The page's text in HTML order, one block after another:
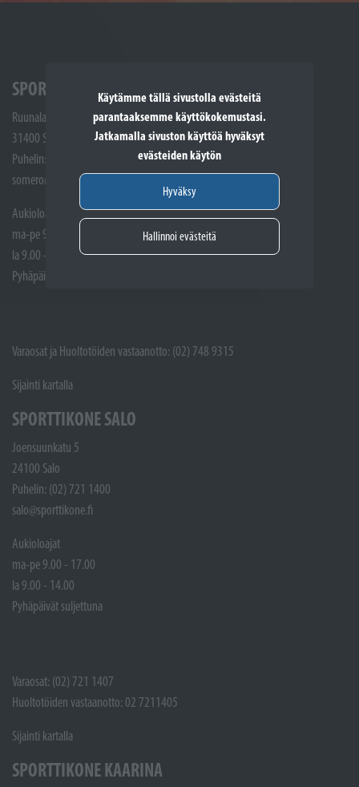
Käytämme tällä sivustolla evästeitä
parantaaksemme käyttökokemustasi.
Jatkamalla sivuston käyttöä hyväksyt
evästeiden käytön
Hyväksy
Hallinnoi evästeitä
SPORTTIKONE SOMERO
Ruunalantie 5
31400 Somero
Puhelin: (02) 748 9300
somero@sporttikone.fi
Aukioloajat
ma-pe 9.00 - 17.00
la 9.00 - 14.00
Pyhäpäivät suljettuna
Varaosat ja Huoltotöiden vastaanotto: (02) 748 9315
Sijainti kartalla
SPORTTIKONE SALO
Joensuunkatu 5
24100 Salo
Puhelin: (02) 721 1400
salo@sporttikone.fi
Aukioloajat
ma-pe 9.00 - 17.00
la 9.00 - 14.00
Pyhäpäivät suljettuna
Varaosat: (02) 721 1407
Huoltotöiden vastaanotto: 02 7211405
Sijainti kartalla
SPORTTIKONE KAARINA